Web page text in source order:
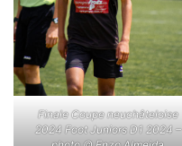
Finale Coupe neuchâteloise
2024 Foot Juniors D1 2024 –